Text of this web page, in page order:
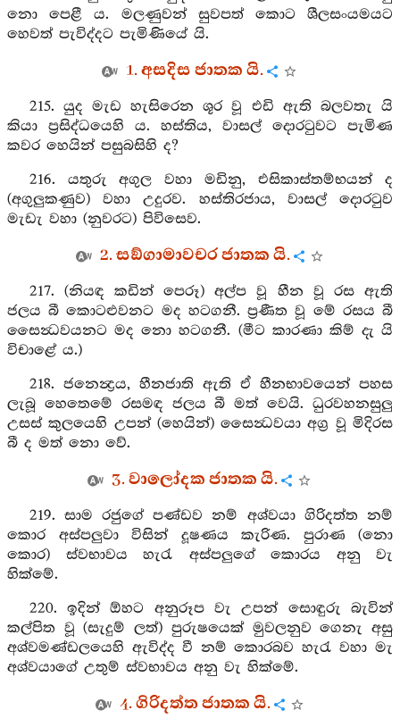
නො පෙළී ය. මලණුවන් සුවපත් කොට ශීලසංයමයට
හෙවත් පැවිද්දට පැමිණියේ යි.
1. අසදිස ජාතක යි.
215. යුද මැඩ හැසිරෙන ශූර වූ එඩි ඇති බලවතැ යි
කියා ප්‍රසිද්ධයෙහි ය. හස්තිය, වාසල් දොරටුවට පැමිණ
කවර හෙයින් පසුබසිහි ද?
216. යතුරු අගුල වහා මඩිනු, එසිකාස්තම්භයන් ද
(අගුලුකණුව) වහා උදුරව. හස්තිරජාය, වාසල් දොරටුව
මැඩැ වහා (නුවරට) පිවිසෙව.
2. සඞ්ගාමාවචර ජාතක යි.
217. (නියඳ කඩින් පෙරූ) අල්ප වූ හීන වූ රස ඇති
ජලය බී කොටළුවනට මද හටගනී. ප්‍රණීත වූ මේ රසය බී
සෛන්‍ධවයනට මද නො හටගනී. (මීට කාරණා කිම් දැ යි
විචාළේ ය.)
218. ජනෙන්‍ද්‍රය, හීනජාති ඇති ඒ හීනභාවයෙන් පහස
ලැබූ හෙතෙමේ රසමඳ ජලය බී මත් වෙයි. ධුරවහනසුලු
උසස් කුලයෙහි උපන් (හෙයින්) සෛන්‍ධවයා අග්‍ර වූ මිදිරස
බී ද මත් නො වේ.
3. වාලෝදක ජාතක යි.
219. සාම රජුගේ පණ්ඩව නම් අශ්වයා ගිරිදත්ත නම්
කොර අස්පලුවා විසින් දූෂණය කැරිණ. පුරාණ (නො
කොර) ස්වභාවය හැරැ අස්පලුගේ කොරය අනු වැ
හික්මේ.
220. ඉදින් ඕහට අනුරූප වැ උපන් සොඳුරු බැවින්
කල්පිත වූ (සැදුම් ලත්) පුරුෂයෙක් මුවලනුව ගෙනැ අසු
අශ්වමණ්ඩලයෙහි ඇවිද්ද වී නම් කොරබව හැරැ වහා මැ
අශ්වයාගේ උතුම් ස්වභාවය අනු වැ හික්මේ.
4. ගිරිදත්ත ජාතක යි.